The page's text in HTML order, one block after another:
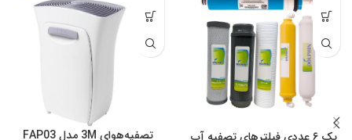
تصفیه‌هوای 3M مدل FAP03